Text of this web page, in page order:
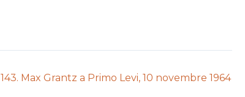
Next
143. Max Grantz a Primo Levi, 10 novembre 1964